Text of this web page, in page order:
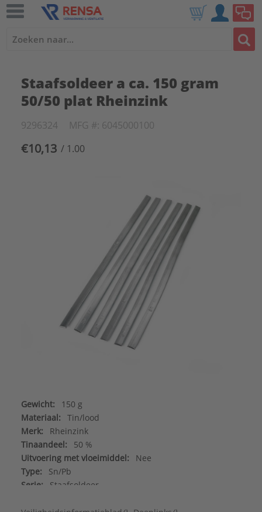
Staafsoldeer a ca. 150 gram
50/50 plat Rheinzink
9296324 MFG #: 6045000100
€10,13 / 1.00
Gewicht:
150 g
Materiaal:
Tin/lood
Merk:
Rheinzink
Tinaandeel:
50 %
Uitvoering met vloeimiddel:
Nee
Type:
Sn/Pb
Serie:
Staafsoldeer